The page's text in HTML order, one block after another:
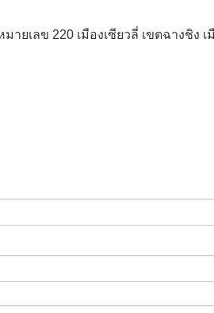
ายเลข 220 เมืองเซียวลี่ เขตฉาง